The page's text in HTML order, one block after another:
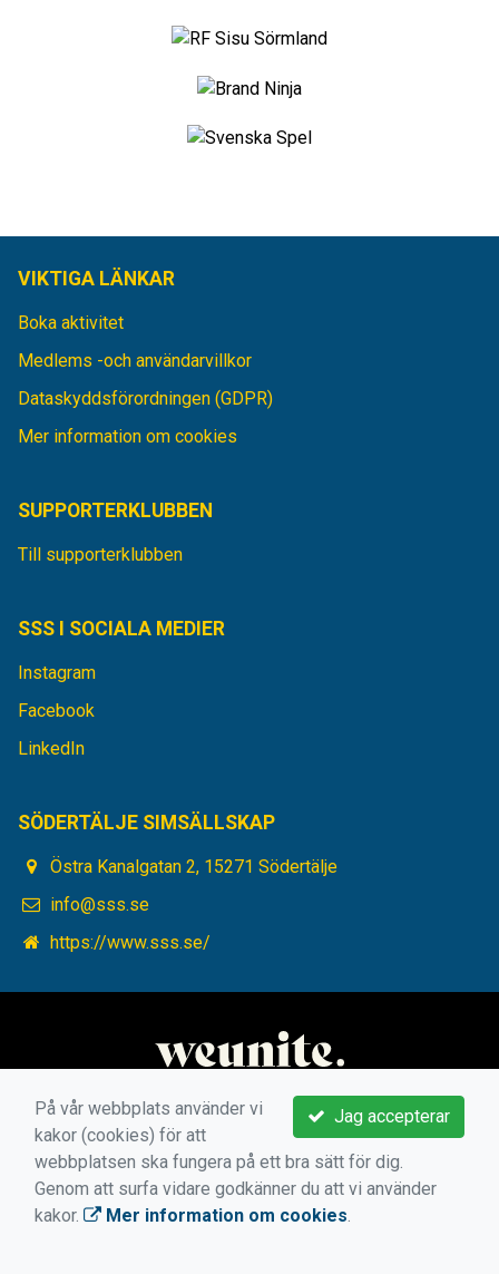
VIKTIGA LÄNKAR
Boka aktivitet
Medlems -och användarvillkor
Dataskyddsförordningen (GDPR)
Mer information om cookies
SUPPORTERKLUBBEN
Till supporterklubben
SSS I SOCIALA MEDIER
Instagram
Facebook
LinkedIn
SÖDERTÄLJE SIMSÄLLSKAP
Östra Kanalgatan 2, 15271 Södertälje
info@sss.se
https://www.sss.se/
Jag accepterar
På vår webbplats använder vi
kakor (cookies) för att
webbplatsen ska fungera på ett bra sätt för dig.
Genom att surfa vidare godkänner du att vi använder
kakor.
Mer information om cookies.